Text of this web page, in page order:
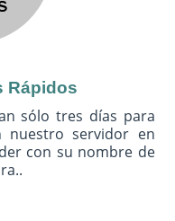
Rápidos
sólo tres días para
nuestro servidor en
con su nombre de